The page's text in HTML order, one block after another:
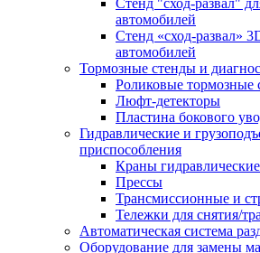
Стенд "сход-развал"
автомобилей
Стенд «сход-развал»
автомобилей
Тормозные стенды и
Роликовые тормозные
Люфт-детекторы
Пластина бокового
Гидравлические и
приспособления
Краны гидравлические
Прессы
Трансмиссионные и
Тележки для снятия/
Автоматическая система
Оборудование для замены